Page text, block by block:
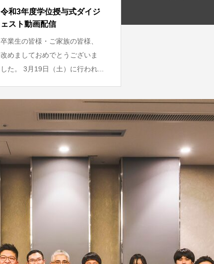
令和3年度学位授与式ダイジ
ェスト動画配信
卒業生の皆様・ご家族の皆様、
改めましておめでとうございま
した。 3月19日（土）に行われ...
1 2